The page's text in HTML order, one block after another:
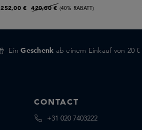
252,00 € 420,00 € (40% RABATT)
EinGeschenk ab einem Einkauf von 20 €
CONTACT
+31 020 7403222